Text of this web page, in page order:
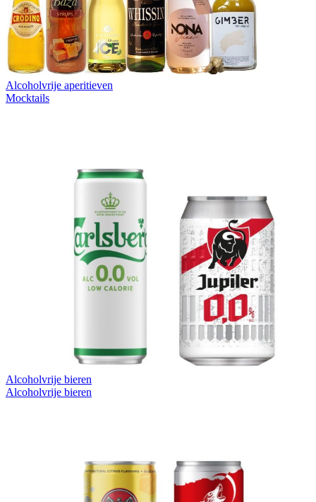
Alcoholvrije aperitieven
Mocktails
Alcoholvrije bieren
Alcoholvrije bieren